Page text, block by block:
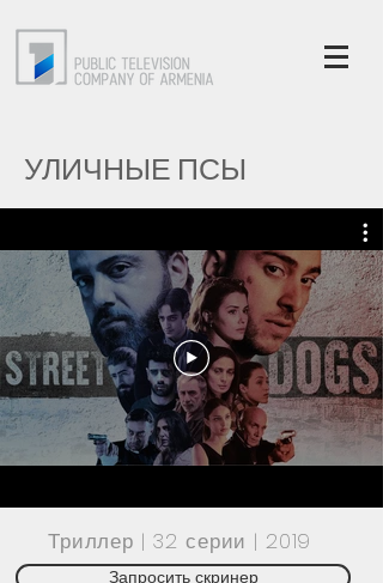
УЛИЧНЫЕ ПСЫ
Триллер | 32 серии | 2019
Запросить скринер